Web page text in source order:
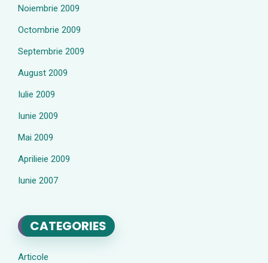
Noiembrie 2009
Octombrie 2009
Septembrie 2009
August 2009
Iulie 2009
Iunie 2009
Mai 2009
Aprilieie 2009
Iunie 2007
CATEGORIES
Articole